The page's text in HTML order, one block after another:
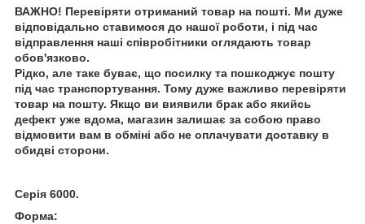
ВАЖНО! Перевіряти отриманий товар на пошті. Ми дуже
відповідально ставимося до нашої роботи, і під час
відправлення наші співробітники оглядають товар
обов'язково.
Рідко, але таке буває, що посилку та пошкоджує пошту
під час транспортування. Тому дуже важливо перевіряти
товар на пошту. Якщо ви виявили брак або якийсь
дефект уже вдома, магазин залишає за собою право
відмовити вам в обміні або не оплачувати доставку в
обидві сторони.
Серія 6000.
Форма: